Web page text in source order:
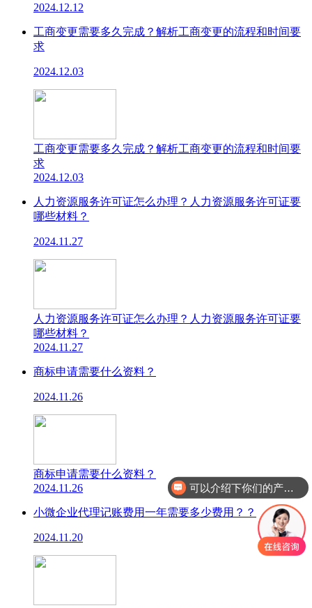
2024.12.12
工商变更需要多久完成？解析工商变更的流程和时间要
求
2024.12.03
工商变更需要多久完成？解析工商变更的流程和时间要
求
2024.12.03
人力资源服务许可证怎么办理？人力资源服务许可证要
哪些材料？
2024.11.27
人力资源服务许可证怎么办理？人力资源服务许可证要
哪些材料？
2024.11.27
商标申请需要什么资料？
2024.11.26
商标申请需要什么资料？
2024.11.26
小微企业代理记账费用一年需要多少费用？？
2024.11.20
你们是怎么收费的呢